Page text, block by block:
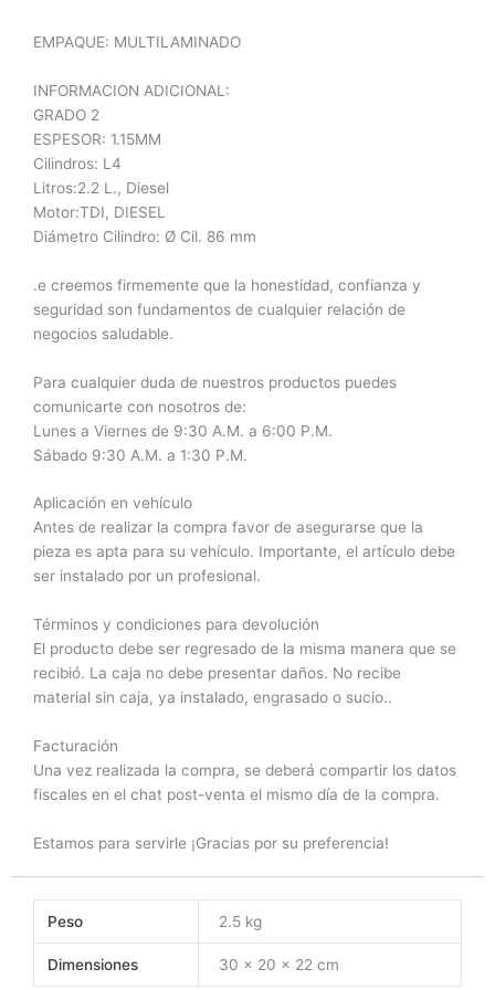
EMPAQUE: MULTILAMINADO
INFORMACION ADICIONAL:
GRADO 2
ESPESOR: 1.15MM
Cilindros: L4
Litros:2.2 L., Diesel
Motor:TDI, DIESEL
Diámetro Cilindro: Ø Cil. 86 mm
.e creemos firmemente que la honestidad, confianza y
seguridad son fundamentos de cualquier relación de
negocios saludable.
Para cualquier duda de nuestros productos puedes
comunicarte con nosotros de:
Lunes a Viernes de 9:30 A.M. a 6:00 P.M.
Sábado 9:30 A.M. a 1:30 P.M.
Aplicación en vehículo
Antes de realizar la compra favor de asegurarse que la
pieza es apta para su vehículo. Importante, el artículo debe
ser instalado por un profesional.
Términos y condiciones para devolución
El producto debe ser regresado de la misma manera que se
recibió. La caja no debe presentar daños. No recibe
material sin caja, ya instalado, engrasado o sucio..
Facturación
Una vez realizada la compra, se deberá compartir los datos
fiscales en el chat post-venta el mismo día de la compra.
Estamos para servirle ¡Gracias por su preferencia!
Peso 2.5 kg
Dimensiones 30 × 20 × 22 cm